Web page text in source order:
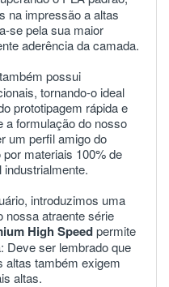
na impressãoaaltas
-sepelasua maior
aderênciadacamada.
também possui
, tornando-o ideal
prototipagem rápidae
aformulaçãodo nosso
um perfilamigodo
por materiais 100%de
industrialmente.
, introduzimos uma
nossaatraentesérie
High Speedpermite
: Deveser lembradoque
altas também exigem
altas.